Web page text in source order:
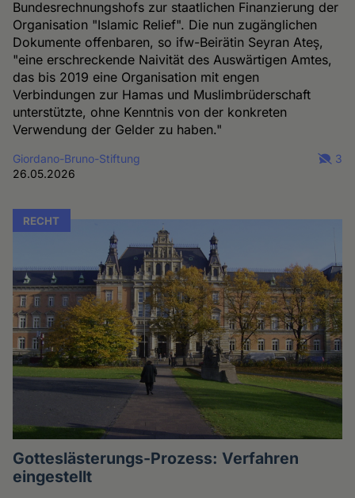
Bundesrechnungshofs zur staatlichen Finanzierung der
Organisation "Islamic Relief". Die nun zugänglichen
Dokumente offenbaren, so ifw-Beirätin Seyran Ateş,
"eine erschreckende Naivität des Auswärtigen Amtes,
das bis 2019 eine Organisation mit engen
Verbindungen zur Hamas und Muslimbrüderschaft
unterstützte, ohne Kenntnis von der konkreten
Verwendung der Gelder zu haben."
Giordano-Bruno-Stiftung
26.05.2026
3
RECHT
Gotteslästerungs-Prozess: Verfahren
eingestellt